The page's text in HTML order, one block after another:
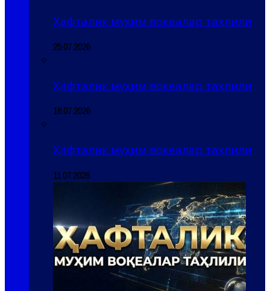
Ҳафталик муҳим воқеалар таҳлили
25.07.2026
Ҳафталик муҳим воқеалар таҳлили
18.07.2026
Ҳафталик муҳим воқеалар таҳлили
11.07.2026